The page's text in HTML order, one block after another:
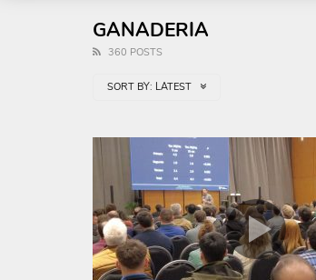
GANADERIA
360 POSTS
SORT BY: LATEST